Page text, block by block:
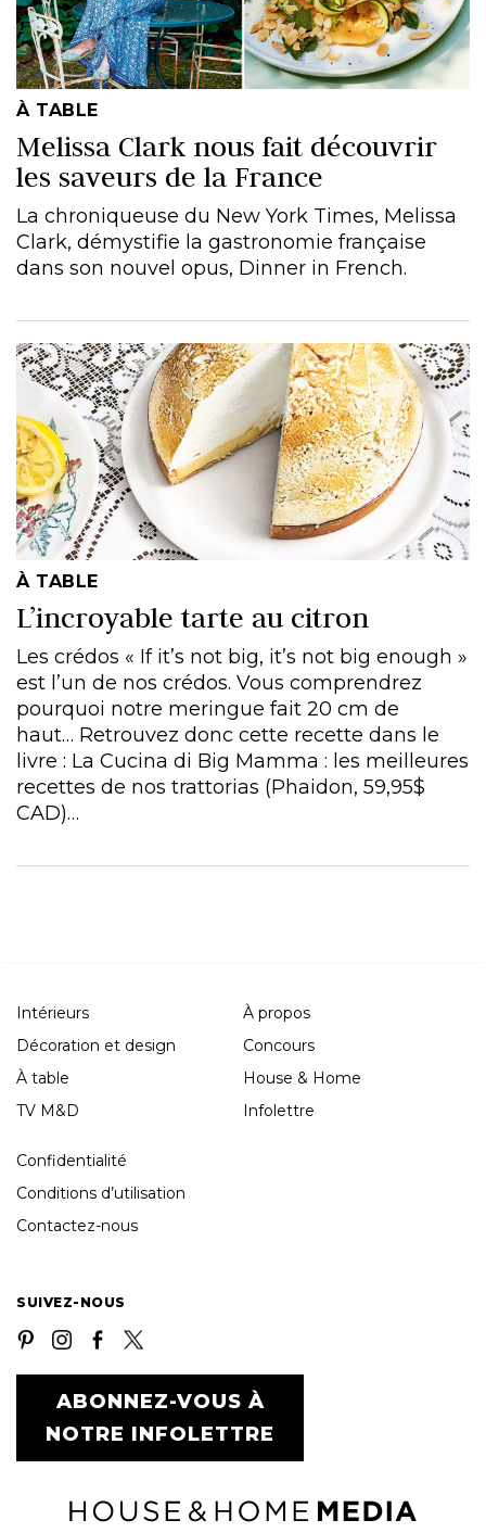
À TABLE
Melissa Clark nous fait découvrir
les saveurs de la France
La chroniqueuse du New York Times, Melissa
Clark, démystifie la gastronomie française
dans son nouvel opus, Dinner in French.
À TABLE
L’incroyable tarte au citron
Les crédos « If it’s not big, it’s not big enough »
est l’un de nos crédos. Vous comprendrez
pourquoi notre meringue fait 20 cm de
haut… Retrouvez donc cette recette dans le
livre : La Cucina di Big Mamma : les meilleures
recettes de nos trattorias (Phaidon, 59,95$
CAD)…
Intérieurs
Décoration et design
À table
TV M&D
À propos
Concours
House & Home
Infolettre
Confidentialité
Conditions d’utilisation
Contactez-nous
SUIVEZ-NOUS
ABONNEZ-VOUS À
NOTRE INFOLETTRE